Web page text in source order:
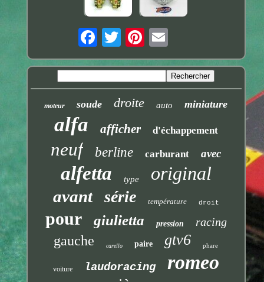
moteur soude droite auto miniature
alfa afficher d'échappement
neuf berline carburant avec
alfetta type original
avant série température droit
pour giulietta pression racing
gauche carello paire gtv6 phare
voiture laudoracing romeo